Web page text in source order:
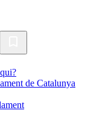
Email
de Catalunya